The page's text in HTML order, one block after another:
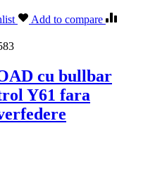
Add to compare
cu bullbar
Y61 fara